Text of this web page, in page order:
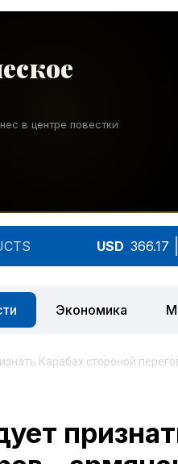
USD 366.17
Экономика
Карабах стороной